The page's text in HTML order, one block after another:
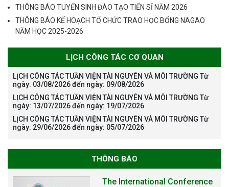
THÔNG BÁO TUYỂN SINH ĐÀO TẠO TIẾN SĨ NĂM 2026
THÔNG BÁO KẾ HOẠCH TỔ CHỨC TRAO HỌC BỔNG NAGAO
NĂM HỌC 2025-2026
LỊCH CÔNG TÁC CƠ QUAN
LỊCH CÔNG TÁC TUẦN VIỆN TÀI NGUYÊN VÀ MÔI TRƯỜNG Từ
ngày: 03/08/2026 đến ngày: 09/08/2026
LỊCH CÔNG TÁC TUẦN VIỆN TÀI NGUYÊN VÀ MÔI TRƯỜNG Từ
ngày: 13/07/2026 đến ngày: 19/07/2026
LỊCH CÔNG TÁC TUẦN VIỆN TÀI NGUYÊN VÀ MÔI TRƯỜNG Từ
ngày: 29/06/2026 đến ngày: 05/07/2026
THÔNG BÁO
The International Conference